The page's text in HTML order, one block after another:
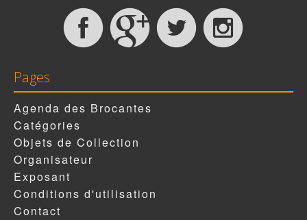
Pages
Agenda des Brocantes
Catégories
Objets de Collection
Organisateur
Exposant
Conditions d'utilisation
Contact